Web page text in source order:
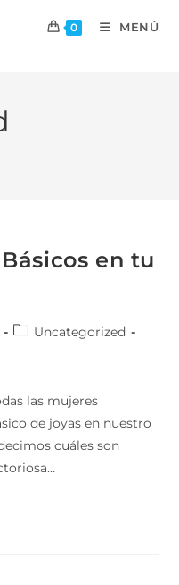
0 MENÚ
en tu
Uncategorized
las mujeres
de joyas en nuestro
cuáles son